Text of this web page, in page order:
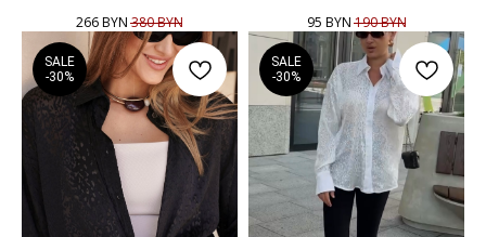
266BYN 380BYN 95 BYN 190BYN
SALE
-30%
SALE
-30%